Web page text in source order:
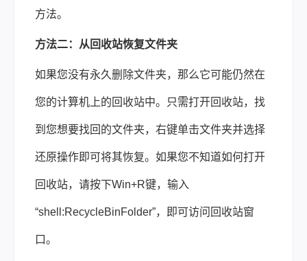
方法。
方法二：从回收站恢复文件夹
如果您没有永久删除文件夹，那么它可能仍然在
您的计算机上的回收站中。只需打开回收站，找
到您想要找回的文件夹，右键单击文件夹并选择
还原操作即可将其恢复。如果您不知道如何打开
回收站，请按下Win+R键，输入
“shell:RecycleBinFolder”，即可访问回收站窗
口。